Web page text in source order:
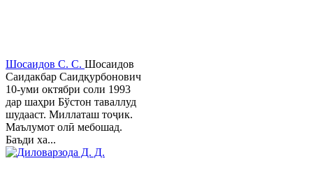
Шосаидов С. С. Шосаидов
Саидакбар Саидқурбонович
10-уми октябри соли 1993
дар шаҳри Бўстон таваллуд
шудааст. Миллаташ тоҷик.
Маълумот олӣ мебошад.
Баъди ха...